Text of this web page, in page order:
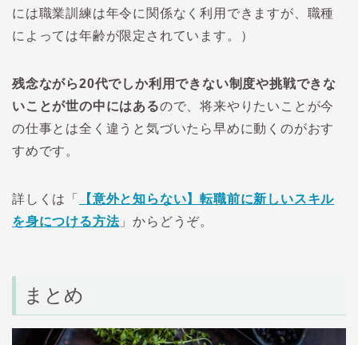
には職業訓練は年令に関係なく利用できますが、職種
によっては年齢が限定されています。）
残念ながら20代でしか利用できない制度や挑戦できな
いことが世の中にはあるので、将来やりたいことが今
の仕事とは全く違うと気づいたら早めに動くのがおす
すめです。
詳しくは「
【意外と知らない】転職前に新しいスキル
を身につける方法」からどうぞ。
まとめ